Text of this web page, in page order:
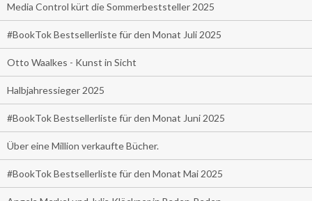
Media Control kürt die Sommerbeststeller 2025
#BookTok Bestsellerliste für den Monat Juli 2025
Otto Waalkes - Kunst in Sicht
Halbjahressieger 2025
#BookTok Bestsellerliste für den Monat Juni 2025
Über eine Million verkaufte Bücher.
#BookTok Bestsellerliste für den Monat Mai 2025